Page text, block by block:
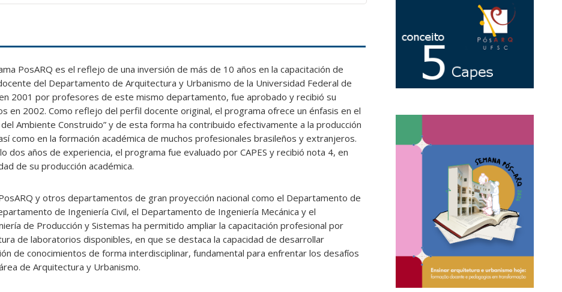
PosARQ es el reflejo de una inversión de más de 10 años en la capacitación de
del Departamento de Arquitectura y Urbanismo de la Universidad Federal de
en 2001 por profesores de este mismo departamento, fue aprobado y recibió su
en 2002. Como reflejo del perfil docente original, el programa ofrece un énfasis en el
Ambiente Construido” y de esta forma ha contribuido efectivamente a la producción
como en la formación académica de muchos profesionales brasileños y extranjeros.
dos años de experiencia, el programa fue evaluado por CAPES y recibió nota 4, en
de su producción académica.
y otros departamentos de gran proyección nacional como el Departamento de
de Ingeniería Civil, el Departamento de Ingeniería Mecánica y el
de Producción y Sistemas ha permitido ampliar la capacitación profesional por
de laboratorios disponibles, en que se destaca la capacidad de desarrollar
de conocimientos de forma interdisciplinar, fundamental para enfrentar los desafíos
de Arquitectura y Urbanismo.